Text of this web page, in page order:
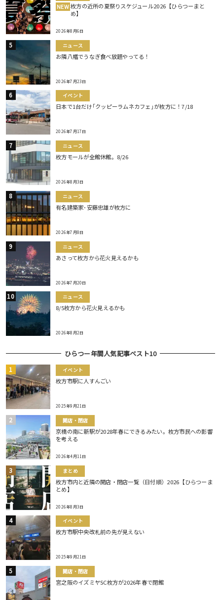
NEW 枚方の近所の夏祭りスケジュール2026【ひらつーまと
め】
2026年8月6日
ニュース
お隣八幡でうなぎ食べ放題やってる！
2026年7月23日
イベント
日本で1台だけ｢クッピーラムネカフェ｣が枚方に！7/18
2026年7月17日
ニュース
枚方モールが全館休館。8/26
2026年8月3日
ニュース
有名建築家･安藤忠雄が枚方に
2026年7月8日
ニュース
あさって枚方から花火見えるかも
2026年7月20日
ニュース
8/5枚方から花火見えるかも
2026年8月2日
ひらつー年間人気記事ベスト10
イベント
枚方市駅に人すんごい
2025年9月21日
開店・閉店
京橋の南に新駅が2028年春にできるみたい。枚方市民への影響
を考える
2026年4月11日
まとめ
枚方市内と近隣の開店・閉店一覧（日付順）2026【ひらつーま
とめ】
2026年8月3日
イベント
枚方市駅中央改札前の先が見えない
2025年9月21日
開店・閉店
宮之阪のイズミヤSC枚方が2026年春で閉館